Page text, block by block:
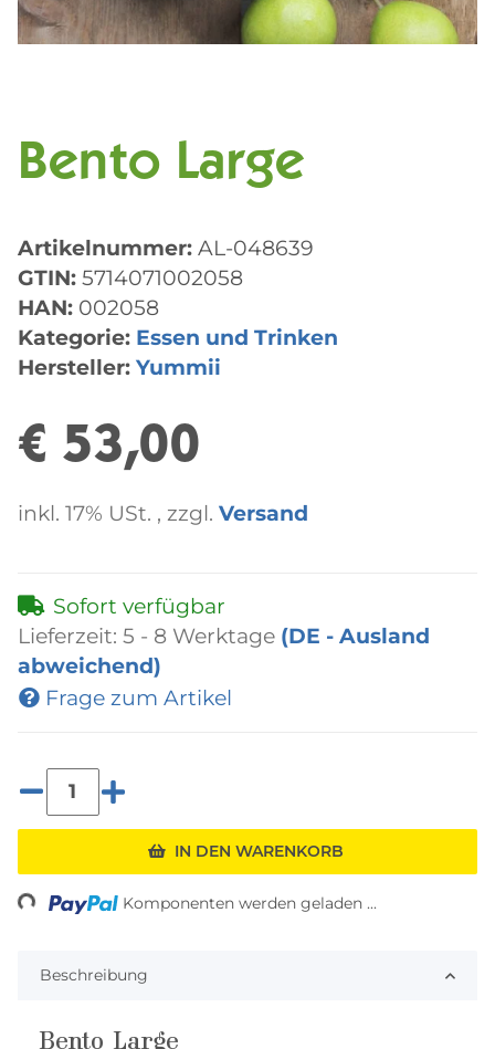
Bento Large
Artikelnummer: AL-048639
GTIN: 5714071002058
HAN: 002058
Kategorie: Essen und Trinken
Hersteller: Yummii
€ 53,00
inkl. 17% USt. , zzgl. Versand
Sofort verfügbar
Lieferzeit: 5 - 8 Werktage (DE - Ausland
abweichend)
Frage zum Artikel
IN DEN WARENKORB
Loading... Komponenten werden geladen ...
Beschreibung
Bento Large